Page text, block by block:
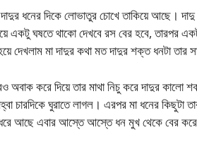
ধনের দিকে লোভাতুর চোখে তাকিয়ে আছে।
একটু ঘষতে থাকো দেখবে রস বের হবে, তারপর
মা দাদুর কথা মত দাদুর শক্ত ধনটা তার
করে দিয়ে তার মাথা নিচু করে দাদুর কালো
চারদিকে ঘুরাতে লাগল। এরপর মা ধনের কিছুটা
আছে এবার আস্তে আস্তে ধন মুখ থেকে বের করে